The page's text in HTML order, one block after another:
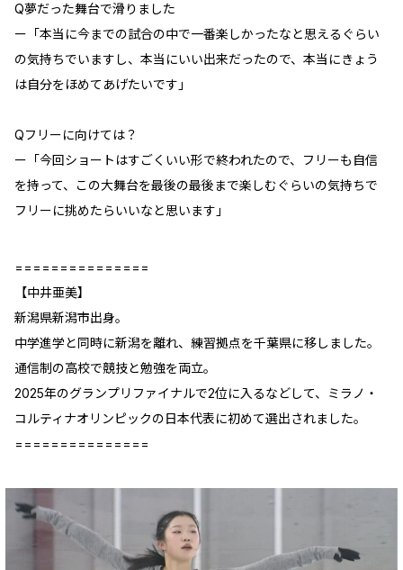
Q夢だった舞台で滑りました
ー「本当に今までの試合の中で一番楽しかったなと思えるぐらい
の気持ちでいますし、本当にいい出来だったので、本当にきょう
は自分をほめてあげたいです」
Qフリーに向けては？
ー「今回ショートはすごくいい形で終われたので、フリーも自信
を持って、この大舞台を最後の最後まで楽しむぐらいの気持ちで
フリーに挑めたらいいなと思います」
===============
【中井亜美】
新潟県新潟市出身。
中学進学と同時に新潟を離れ、練習拠点を千葉県に移しました。
通信制の高校で競技と勉強を両立。
2025年のグランプリファイナルで2位に入るなどして、ミラノ・
コルティナオリンピックの日本代表に初めて選出されました。
===============